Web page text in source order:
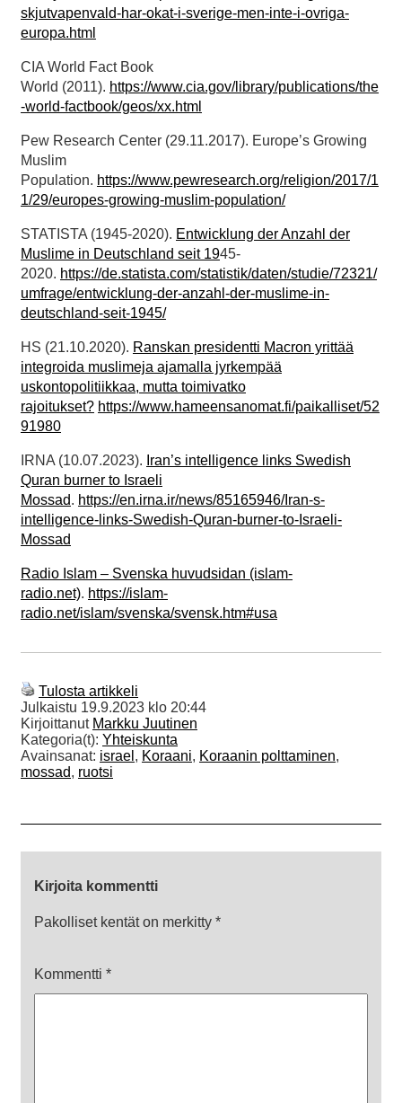
skjutvapenvald-har-okat-i-sverige-men-inte-i-ovriga-
europa.html
CIA World Fact Book
World (2011). https://www.cia.gov/library/publications/the
-world-factbook/geos/xx.html
Pew Research Center (29.11.2017). Europe’s Growing
Muslim
Population. https://www.pewresearch.org/religion/2017/1
1/29/europes-growing-muslim-population/
STATISTA (1945-2020). Entwicklung der Anzahl der
Muslime in Deutschland seit 1945-
2020. https://de.statista.com/statistik/daten/studie/72321/
umfrage/entwicklung-der-anzahl-der-muslime-in-
deutschland-seit-1945/
HS (21.10.2020). Ranskan presidentti Macron yrittää
integroida muslimeja ajamalla jyrkempää
uskontopolitiikkaa, mutta toimivatko
rajoitukset? https://www.hameensanomat.fi/paikalliset/52
91980
IRNA (10.07.2023). Iran’s intelligence links Swedish
Quran burner to Israeli
Mossad. https://en.irna.ir/news/85165946/Iran-s-
intelligence-links-Swedish-Quran-burner-to-Israeli-
Mossad
Radio Islam – Svenska huvudsidan (islam-
radio.net). https://islam-
radio.net/islam/svenska/svensk.htm#usa
Tulosta artikkeli
Julkaistu 19.9.2023 klo 20:44
Kirjoittanut Markku Juutinen
Kategoria(t): Yhteiskunta
Avainsanat: israel , Koraani, Koraanin polttaminen,
mossad, ruotsi
Kirjoita kommentti
Pakolliset kentät on merkitty *
Kommentti *